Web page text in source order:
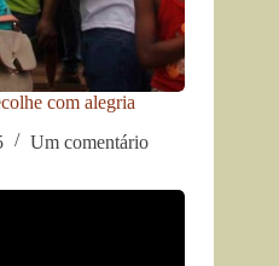
com alegria
Um comentário